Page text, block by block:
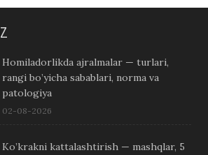
Homiladorlikda ajralmalar — turlari,
rangi bo’yicha sabablari, norma va
patologiya
02-08-2026
Ko’krakni kattalashtirish — mashqlar, 5